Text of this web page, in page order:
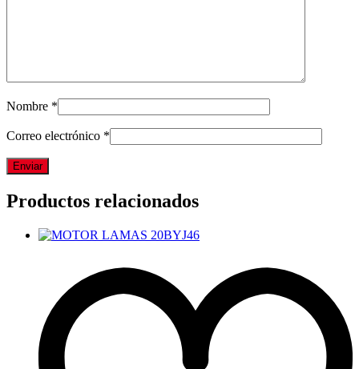
Nombre *
Correo electrónico *
Productos relacionados